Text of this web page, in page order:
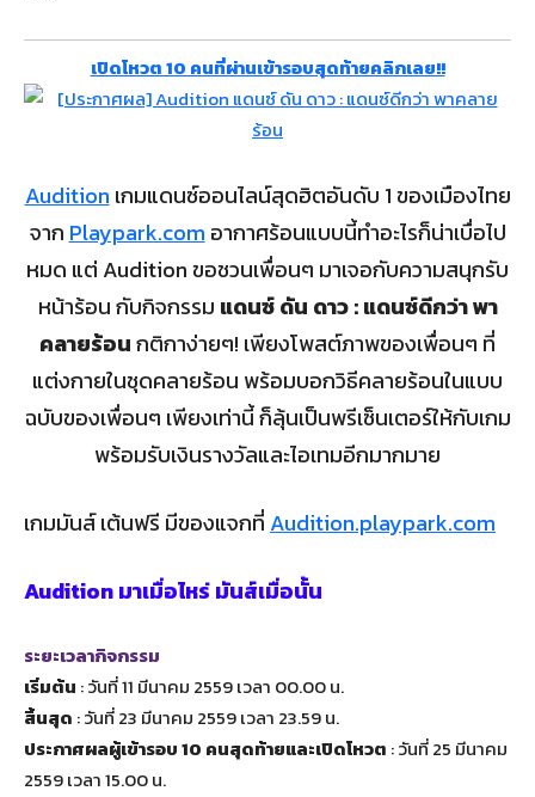
เปิดโหวต 10 คนที่ผ่านเข้ารอบสุดท้ายคลิกเลย!!
Audition เกมแดนซ์ออนไลน์สุดฮิตอันดับ 1 ของเมืองไทย
จาก Playpark.com อากาศร้อนแบบนี้ทำอะไรก็น่าเบื่อไป
หมด แต่ Audition ขอชวนเพื่อนๆ มาเจอกับความสนุกรับ
หน้าร้อน กับกิจกรรม แดนซ์ ดัน ดาว : แดนซ์ดีกว่า พา
คลายร้อนกติกาง่ายๆ! เพียงโพสต์ภาพของเพื่อนๆ ที่
แต่งกายในชุดคลายร้อน พร้อมบอกวิธีคลายร้อนในแบบ
ฉบับของเพื่อนๆ เพียงเท่านี้ ก็ลุ้นเป็นพรีเซ็นเตอร์ให้กับเกม
พร้อมรับเงินรางวัลและไอเทมอีกมากมาย
เกมมันส์ เต้นฟรี มีของแจกที่ Audition.playpark.com
Audition มาเมื่อไหร่ มันส์เมื่อนั้น
ระยะเวลากิจกรรม
เริ่มต้น : วันที่ 11 มีนาคม 2559 เวลา 00.00 น.
สิ้นสุด : วันที่ 23 มีนาคม 2559 เวลา 23.59 น.
ประกาศผลผู้เข้ารอบ 10 คนสุดท้ายและเปิดโหวต : วันที่ 25 มีนาคม
2559 เวลา 15.00 น.